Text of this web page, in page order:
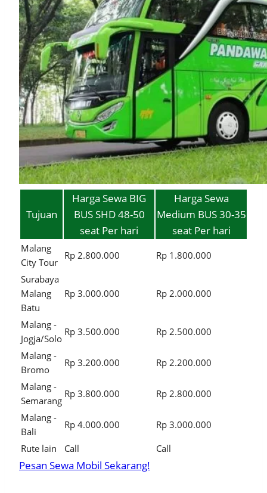
Tujuan
Harga Sewa BIG
BUS SHD 48-50
seat Per hari
Harga Sewa
Medium BUS 30-35
seat Per hari
Malang
City Tour
Rp 2.800.000
Rp 1.800.000
Surabaya
Malang
Batu
Rp 3.000.000 Rp 2.000.000
Malang -
Jogja/Solo
Rp 3.500.000
Rp 2.500.000
Malang -
Bromo
Rp 3.200.000
Rp 2.200.000
Malang -
Semarang
Rp 3.800.000
Rp 2.800.000
Malang -
Bali
Rp 4.000.000
Rp 3.000.000
Rute lain
Call Call
Pesan Sewa Mobil Sekarang!